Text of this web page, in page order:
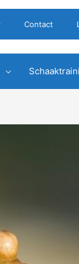
Contact